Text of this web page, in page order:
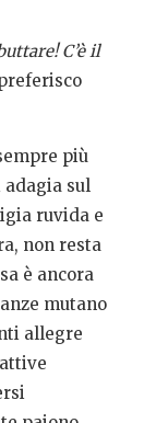
C’è il
più
sul
ruvida e
non resta
è ancora
mutano
allegre